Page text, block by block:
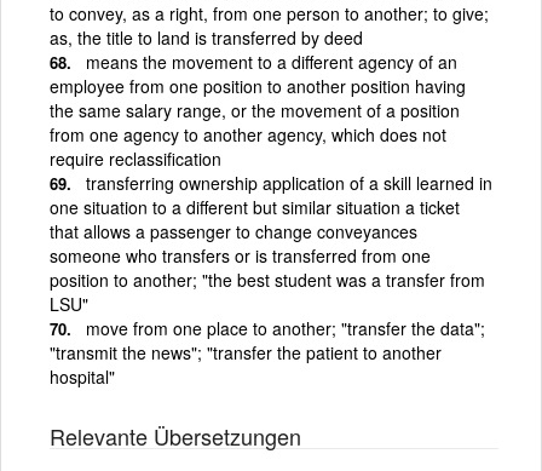
to convey, as a right, from one person to another; to give;
as, the title to land is transferred by deed
means the movement to a different agency of an
employee from one position to another position having
the same salary range, or the movement of a position
from one agency to another agency, which does not
require reclassification
transferring ownership application of a skill learned in
one situation to a different but similar situation a ticket
that allows a passenger to change conveyances
someone who transfers or is transferred from one
position to another; "the best student was a transfer from
LSU"
move from one place to another; "transfer the data";
"transmit the news"; "transfer the patient to another
hospital"
Relevante Übersetzungen